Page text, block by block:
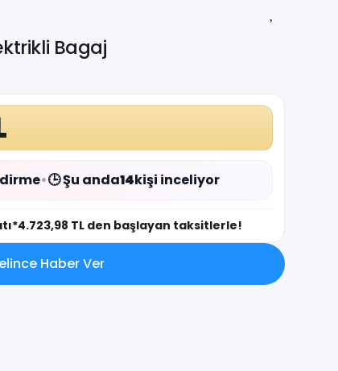
Bagaj
•🕒 Şu anda14kişi inceliyor
*4.723,98 TL den başlayan taksitlerle!
Haber Ver